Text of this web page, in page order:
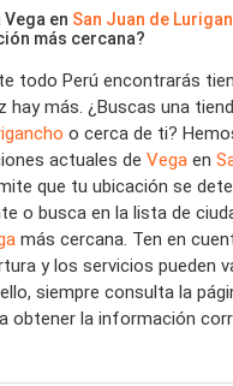
en San Juan de
más cercana?
todo Perú encontrarás
hay más. ¿Buscas una
o cerca de ti?
actuales de Vega en
que tu ubicación se
o busca en la lista de
más cercana. Ten en
y los servicios pueden
siempre consulta la
obtener la información